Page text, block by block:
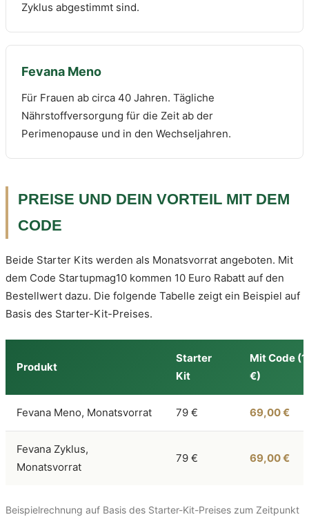
Zyklus abgestimmt sind.
Fevana Meno
Für Frauen ab circa 40 Jahren. Tägliche
Nährstoffversorgung für die Zeit ab der
Perimenopause und in den Wechseljahren.
PREISE UND DEIN VORTEIL MIT DEM
CODE
Beide Starter Kits werden als Monatsvorrat angeboten. Mit
dem Code Startupmag10 kommen 10 Euro Rabatt auf den
Bestellwert dazu. Die folgende Tabelle zeigt ein Beispiel auf
Basis des Starter-Kit-Preises.
Produkt
Starter
Kit
Mit Code
€)
Fevana Meno, Monatsvorrat 79 € 69,00 €
Fevana Zyklus,
Monatsvorrat
79 € 69,00 €
Beispielrechnung auf Basis des Starter-Kit-Preises zum Zeitpunkt